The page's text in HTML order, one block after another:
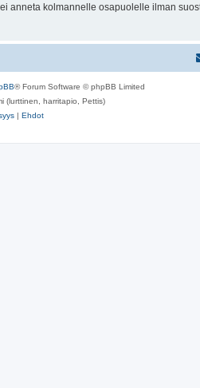
kolmannelle osapuolelle ilman
® Forum Software © phpBB Limited
(lurttinen, harritapio, Pettis)
| Ehdot